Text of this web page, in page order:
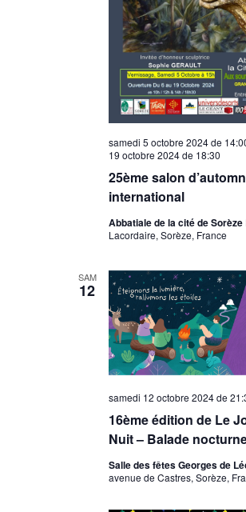
25ème salon
international
samedi 5 octobre 2024 de
19 octobre 2024 de 18:30
Abbatiale de la cité de Sorèze
Lacordaire, Sorèze, France
SAM
12
16ème édition de Le
Nuit – Balade
samedi 12 octobre 2024 de
Salle des fêtes Georges de
avenue de Castres, Sorèze,